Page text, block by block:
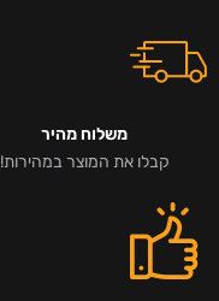
משלוח מהיר
קבלו את המוצר במהירות!